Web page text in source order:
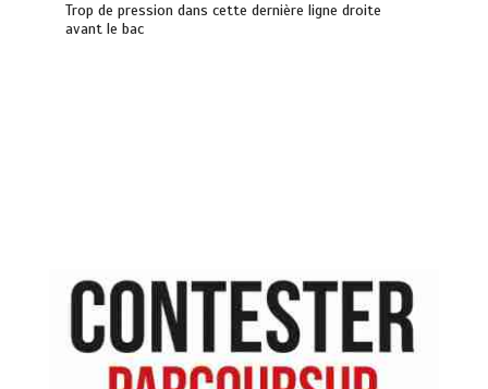
Trop de pression dans cette dernière ligne droite
avant le bac